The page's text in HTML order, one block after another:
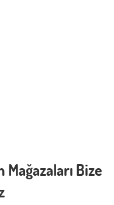
Mağazaları Bize